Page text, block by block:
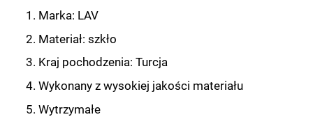
Marka: LAV
Materiał: szkło
Kraj pochodzenia: Turcja
Wykonany z wysokiej jakości materiału
Wytrzymałe